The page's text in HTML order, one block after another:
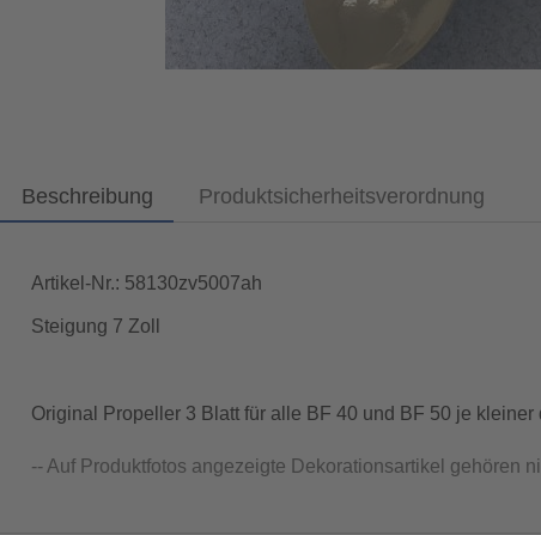
Beschreibung Produktsicherheitsverordnung
Artikel-Nr.: 58130zv5007ah
Steigung 7 Zoll
Original Propeller 3 Blatt für alle BF 40 und BF 50 je
-- Auf Produktfotos angezeigte Dekorationsartikel gehören